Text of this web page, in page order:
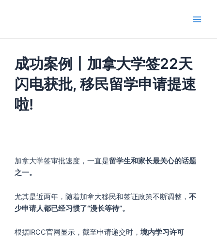
成功案例丨加拿大学签22天
闪电获批, 移民留学申请提速
啦!
加拿大学签审批速度，一直是留学生和家长最关心的话题
之一。
尤其是近两年，随着加拿大移民和签证政策不断调整， 不
少申请人都已经习惯了“漫长等待”。
根据IRCC官网显示，截至申请递交时， 境内学习许可